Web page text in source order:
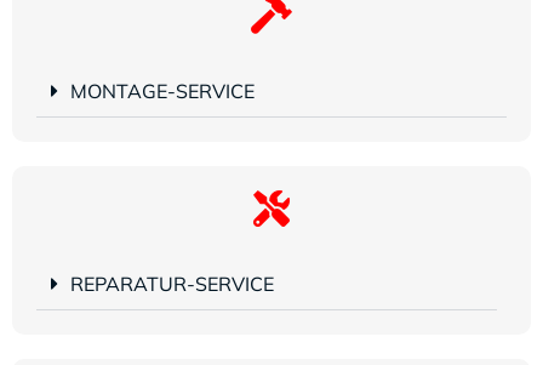
MONTAGE-SERVICE
REPARATUR-SERVICE